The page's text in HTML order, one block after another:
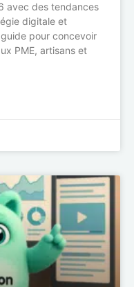
avec des tendances
digitale et
pour concevoir
PME, artisans et